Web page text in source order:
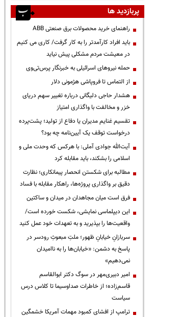
پربازدید ها
راهنمای خرید محصولات برق صنعتی ABB
باید افراد کارآمدتر را به کار گرفت/ کاری می کنیم
در معیشت مردم مشکلی پیش نیاید
حمله نیروهای اسرائیلی به خبرنگار پرس‌تی‌وی
از التماس تا فروپاشی هژمونی دلار
هشدار حاجی دلیگانی درباره تغییر سهم دریای
خزر و مخالفت با واگذاری امتیاز
تقسیم غنایم مدیران یا دفاع از تولید؛ پشت‌پرده
درخواست توقف یک آیین‌نامه چه بود؟
آیت‌الله جوادی آملی: با هرکس که وحدت ملی و
اسلامی را بشکند، باید مقابله کرد
مطالبه برای شکستن انحصار پیمانکاری؛ نظارت
دقیق بر واگذاری پروژه‌ها، راهکار مقابله با فساد
فرق است میان مجاهدان در میدان و ساکتین
این دیپلماسی نمایشی، شکست خورده است/
واقعیت‌ها را بپذیرید و به تعهدات خود عمل کنید
سربازانِ خیابانِ ظهور؛ ملتِ مبعوثِ رودسر در
پاسخ به دشمن: «خیابان‌ها را به ناامیدان
نمی‌دهیم»
امیر دبیری‌مهر در سوگ دکتر ابوالقاسم
قاسم‌زاده؛ از خاطرات صداوسیما تا کلاس درس
سیاست
ترامپ از افشای کمبود مهمات آمریکا خشمگین